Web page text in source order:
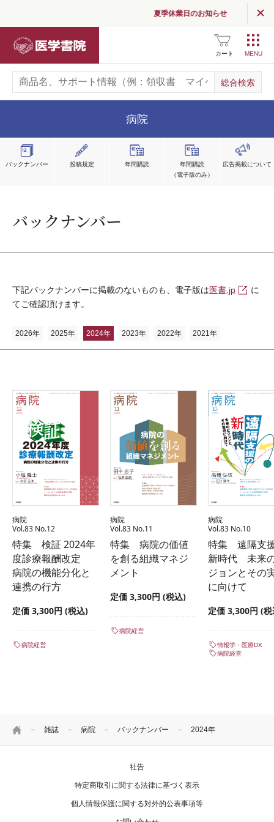
夏季休業日のお知らせ
カート
HOME 雑誌 病院 バックナンバー 2024年
病院
バックナンバー 投稿規定 年間購読
年間購読
（電子版のみ）
広告掲載について
バックナンバー
下記バックナンバーに掲載のないものも、電子版は医書.jp
に
てご確認頂けます。
2026年 2025年 2024年 2023年 2022年 2021年
病院
Vol.83 No.12
特集 検証 2024年
度診療報酬改定
病院の機能分化と
連携の行方
定価 3,300円 (税込)
病院経営
病院
Vol.83 No.11
特集 病院の価値
を創る組織マネジ
メント
定価 3,300円 (税込)
病院経営
病院
Vol.83 No.10
特集 遠隔支
新時代 未来
ジョンとその
に向けて
定価 3,300円 (
情報学・医療DX
病院経営
社告
特定商取引に関する法律に基づく表示
個人情報保護に関する対外的公表事項等